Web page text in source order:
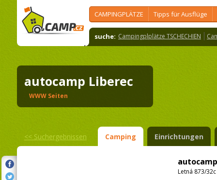
CAMPINGPLÄTZE Tipps für Ausflüge
suche: Campingplplätze TSCHECHIEN
autocamp Liberec
WWW Seiten
<< Suchergebnissen Camping Einrichtungen
Letná 873/